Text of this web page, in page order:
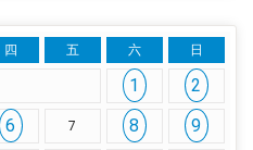
四 五 六 日
1
2
6 7 8 9